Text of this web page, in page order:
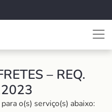
– REQ.
o(s) serviço(s) abaixo: